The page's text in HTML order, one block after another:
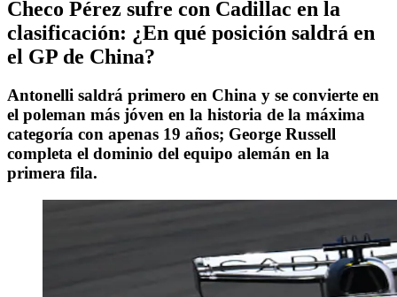
Checo Pérez sufre con Cadillac en la
clasificación: ¿En qué posición saldrá en
el GP de China?
Antonelli saldrá primero en China y se convierte en
el poleman más jóven en la historia de la máxima
categoría con apenas 19 años; George Russell
completa el dominio del equipo alemán en la
primera fila.